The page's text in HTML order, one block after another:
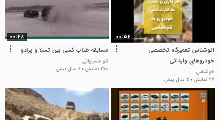
00:54
اتوشناس تعمیرگاه تخصصی
خودروهای وارداتی
اتوشناس
27 نمایش
5 سال پیش
00:48
مسابقه طناب کشی بین تسلا و پرادو
اتو خسروانی
270 نمایش
6 سال پیش